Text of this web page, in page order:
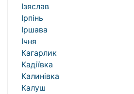
Ізяслав
Ірпінь
Іршава
Ічня
Кагарлик
Кадіївка
Калинівка
Калуш